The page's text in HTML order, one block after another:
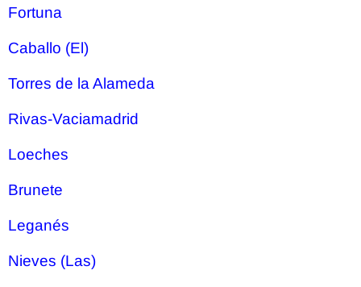
Fortuna
Caballo (El)
Torres de la Alameda
Rivas-Vaciamadrid
Loeches
Brunete
Leganés
Nieves (Las)